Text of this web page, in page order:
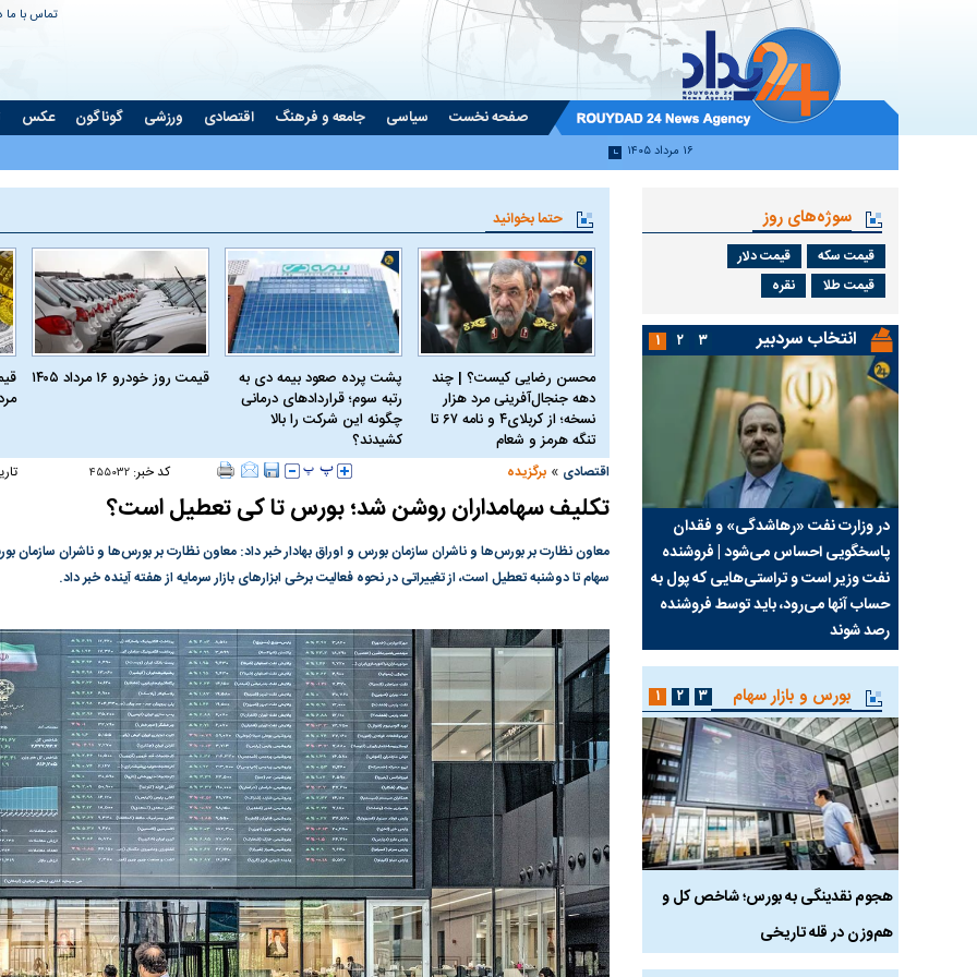
تماس با ما
صفحه نخست سیاسی جامعه و فرهنگ اقتصادی ورزشی گوناگون عکس
۱۶ مرداد ۱۴۰۵
حتما بخوانید
محسن رضایی کیست؟ | چند
دهه جنجال‌آفرینی مرد هزار
نسخه؛ از کربلای۴ و نامه ۶۷ تا
تنگه هرمز و شعام
پشت پرده صعود بیمه دی به
رتبه سوم؛ قراردادهای درمانی
چگونه این شرکت را بالا
کشیدند؟
قیمت روز خودرو ۱۶ مرداد ۱۴۰۵
اقتصادی » برگزیده کد خبر: ۴۵۵۰۳۲
تکلیف سهامداران روشن شد؛ بورس تا کی تعطیل است؟
معاون نظارت بر بورس‌ها و ناشران سازمان بورس و اوراق بهادار خبر داد: معاون نظارت بر بورس‌ها و ناشران سازمان بورس
سهام تا دوشنبه تعطیل است، از تغییراتی در نحوه فعالیت برخی ابزار‌های بازار سرمایه از هفته آینده خبر داد.
سوژه‌های روز
قیمت سکه
قیمت دلار
قیمت طلا
نقره
انتخاب سردبیر
در وزارت نفت «رهاشدگی» و فقدان
پاسخگویی احساس می‌شود | فروشنده
نفت وزیر است و تراستی‌هایی که پول به
حساب آنها می‌رود، باید توسط فروشنده
رصد شوند
چرا رویای آمریکایی سرنگونی رژیم و
نابودی محور مقاومت تعبیر نشد؟ | پشت
پرده تجارت پهپاد‌ ۱۵۰۰ دلاری که
مطالعه رفتار هیستریک صدا و سیما علیه
کمپین نه به اعدام
پاسخگویی
نفت وزیر است و
رصد شوند
۱ ۲ ۳
بورس و بازار سهام
هجوم نقدینگی به بورس؛ شاخص کل و
هم‌وزن در قله تاریخی
بورس تهران رکورد شکست سیگنال مثبت دیپلماسی به بورس
هجوم نقدینگی
هم‌وزن در قله
۱ ۲ ۳